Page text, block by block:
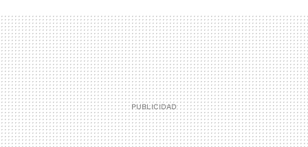
MAIL